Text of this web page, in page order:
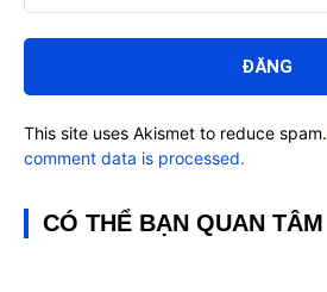
luận:
This site uses Akismet to reduce spam.
comment data is processed.
CÓ THỂ BẠN QUAN TÂM